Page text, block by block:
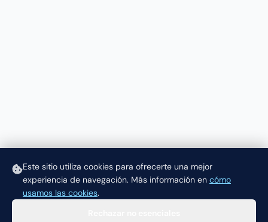
Este sitio utiliza cookies para ofrecerte una mejor
experiencia de navegación. Más información en cómo
usamos las cookies.